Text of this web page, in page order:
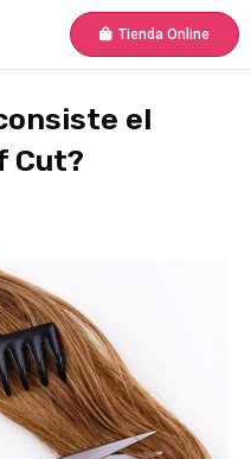
Tienda Online
el
Cut?